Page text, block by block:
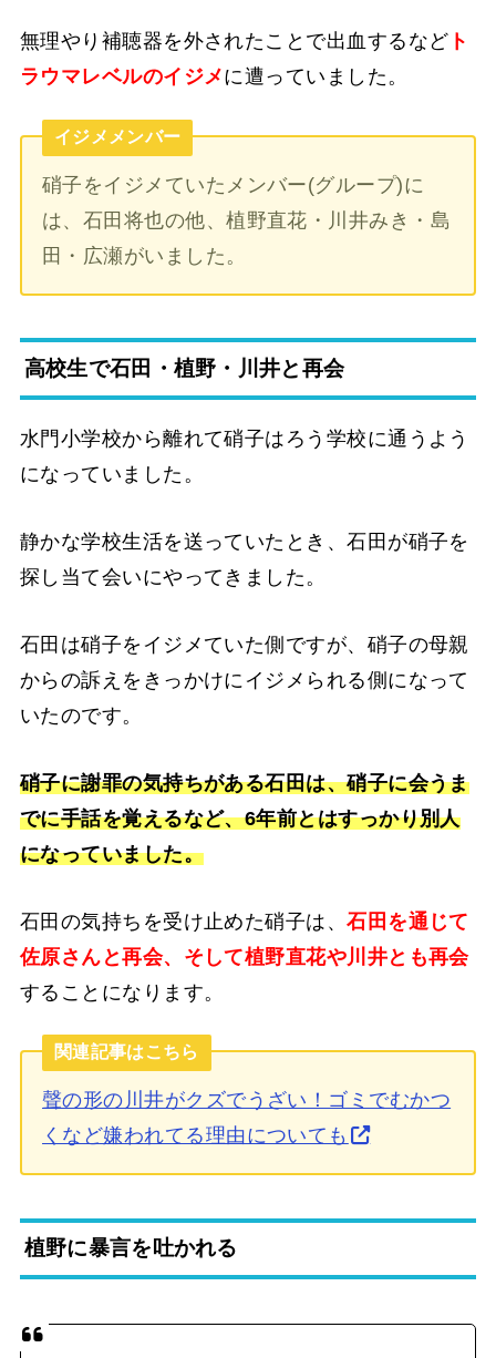
無理やり補聴器を外されたことで出血するなど ト
ラウマレベルのイジメに遭っていました。
イジメメンバー
硝子をイジメていたメンバー(グループ)に
は、石田将也の他、植野直花・川井みき・島
田・広瀬がいました。
高校生で石田・植野・川井と再会
水門小学校から離れて硝子はろう学校に通うよう
になっていました。
静かな学校生活を送っていたとき、石田が硝子を
探し当て会いにやってきました。
石田は硝子をイジメていた側ですが、硝子の母親
からの訴えをきっかけにイジメられる側になって
いたのです。
硝子に謝罪の気持ちがある石田は、硝子に会うま
でに手話を覚えるなど、6年前とはすっかり別人
になっていました。
石田の気持ちを受け止めた硝子は、石田を通じて
佐原さんと再会、そして植野直花や川井とも再会
することになります。
関連記事はこちら
聲の形の川井がクズでうざい！ゴミでむかつ
くなど嫌われてる理由についても
植野に暴言を吐かれる